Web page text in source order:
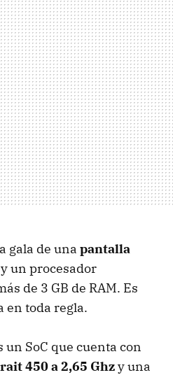
gala de una pantalla
y un procesador
de 3 GB de RAM. Es
en toda regla.
SoC que cuenta con
450 a 2,65 Ghzy una